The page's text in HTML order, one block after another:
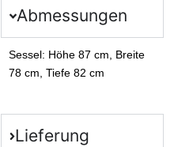
Abmessungen
Sessel: Höhe 87 cm, Breite
78 cm, Tiefe 82 cm
Lieferung